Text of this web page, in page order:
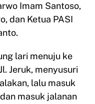
Imam Santoso,
dan Ketua PASI
lari menuju ke
Jeruk, menyusuri
lalu masuk
masuk jalanan